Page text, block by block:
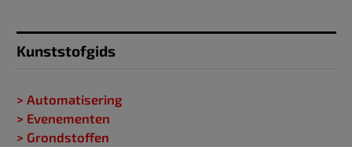
Kunststofgids
> Automatisering
> Evenementen
> Grondstoffen